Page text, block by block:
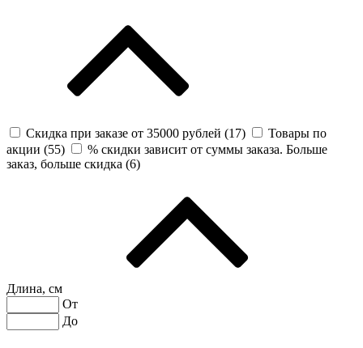
Скидка при заказе от 35000 рублей (17)
Товары по
акции (55)
% скидки зависит от суммы заказа. Больше
заказ, больше скидка (6)
Длина, см
От
До